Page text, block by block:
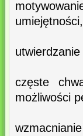
umiejętności,
częste
możliwości